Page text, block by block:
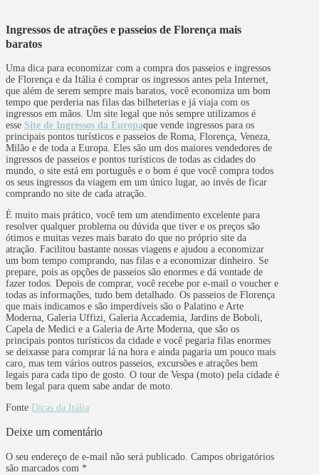
Ingressos de atrações e passeios de Florença mais
baratos
Uma dica para economizar com a compra dos passeios e ingressos
de Florença e da Itália é comprar os ingressos antes pela Internet,
que além de serem sempre mais baratos, você economiza um bom
tempo que perderia nas filas das bilheterias e já viaja com os
ingressos em mãos. Um site legal que nós sempre utilizamos é
esse Site de Ingressos da Europaque vende ingressos para os
principais pontos turísticos e passeios de Roma, Florença, Veneza,
Milão e de toda a Europa. Eles são um dos maiores vendedores de
ingressos de passeios e pontos turísticos de todas as cidades do
mundo, o site está em português e o bom é que você compra todos
os seus ingressos da viagem em um único lugar, ao invés de ficar
comprando no site de cada atração.
É muito mais prático, você tem um atendimento excelente para
resolver qualquer problema ou dúvida que tiver e os preços são
ótimos e muitas vezes mais barato do que no próprio site da
atração. Facilitou bastante nossas viagens e ajudou a economizar
um bom tempo comprando, nas filas e a economizar dinheiro. Se
prepare, pois as opções de passeios são enormes e dá vontade de
fazer todos. Depois de comprar, você recebe por e-mail o voucher e
todas as informações, tudo bem detalhado. Os passeios de Florença
que mais indicamos e são imperdíveis são o Palatino e Arte
Moderna, Galeria Uffizi, Galeria Accademia, Jardins de Boboli,
Capela de Medici e a Galeria de Arte Moderna, que são os
principais pontos turísticos da cidade e você pegaria filas enormes
se deixasse para comprar lá na hora e ainda pagaria um pouco mais
caro, mas tem vários outros passeios, excursões e atrações bem
legais para cada tipo de gosto. O tour de Vespa (moto) pela cidade é
bem legal para quem sabe andar de moto.
Fonte Dicas da Itália
Deixe um comentário
O seu endereço de e-mail não será publicado. Campos obrigatórios
são marcados com *